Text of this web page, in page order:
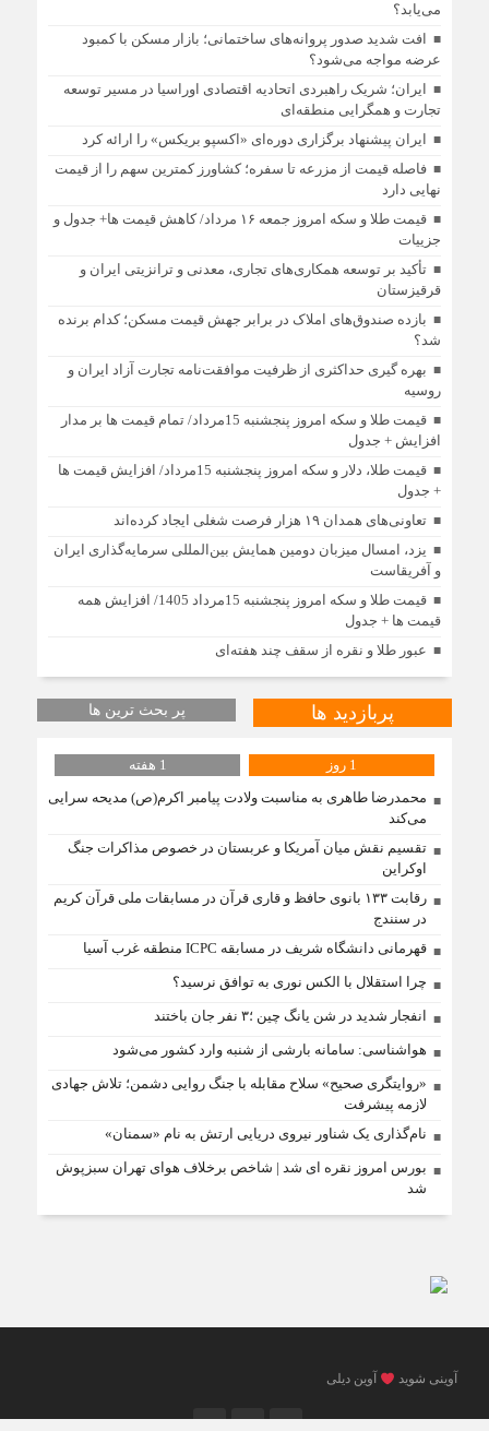
می‌یابد؟
افت شدید صدور پروانه‌های ساختمانی؛ بازار مسکن با کمبود
عرضه مواجه می‌شود؟
ایران؛ شریک راهبردی اتحادیه اقتصادی اوراسیا در مسیر توسعه
تجارت و همگرایی منطقه‌ای
ایران پیشنهاد برگزاری دوره‌ای «اکسپو بریکس» را ارائه کرد
فاصله قیمت از مزرعه تا سفره؛ کشاورز کمترین سهم را از قیمت
نهایی دارد
قیمت طلا و سکه امروز جمعه ۱۶ مرداد/ کاهش قیمت ها+ جدول و
جزییات
تأکید بر توسعه همکاری‌های تجاری، معدنی و ترانزیتی ایران و
قرقیزستان
بازده صندوق‌های املاک در برابر جهش قیمت مسکن؛ کدام برنده
شد؟
بهره گیری حداکثری از ظرفیت موافقت‌نامه تجارت آزاد ایران و
روسیه
قیمت طلا و سکه امروز پنجشنبه 15مرداد/ تمام قیمت ها بر مدار
افزایش + جدول
قیمت طلا، دلار و سکه امروز پنجشنبه 15مرداد/ افزایش قیمت ها
+ جدول
تعاونی‌های همدان ۱۹ هزار فرصت شغلی ایجاد کرده‌اند
یزد، امسال میزبان دومین همایش بین‌المللی سرمایه‌گذاری ایران
و آفریقاست
قیمت طلا و سکه امروز پنجشنبه 15مرداد 1405/ افزایش همه
قیمت ها + جدول
عبور طلا و نقره از سقف چند هفته‌ای
پربازدید ها پر بحث ترین ها
1 روز
1 هفته
محمدرضا طاهری به مناسبت ولادت پیامبر اکرم(ص) مدیحه سرایی
می‌کند
تقسیم نقش میان آمریکا و عربستان در خصوص مذاکرات جنگ
اوکراین
رقابت ۱۳۳ بانوی حافظ و قاری قرآن در مسابقات ملی قرآن کریم
در سنندج
قهرمانی دانشگاه شریف در مسابقه ICPC منطقه غرب آسیا
چرا استقلال با الکس نوری به توافق نرسید؟
انفجار شدید در شن یانگ چین ؛۳ نفر جان باختند
هواشناسی: سامانه بارشی از شنبه وارد کشور می‌شود
«روایتگری صحیح» سلاح مقابله با جنگ روایی دشمن؛ تلاش جهادی
لازمه پیشرفت
نام‌گذاری یک شناور نیروی دریایی ارتش به نام «سمنان»
بورس امروز نقره ای شد | شاخص برخلاف هوای تهران سبزپوش
شد
آوینی شوید آوین دیلی